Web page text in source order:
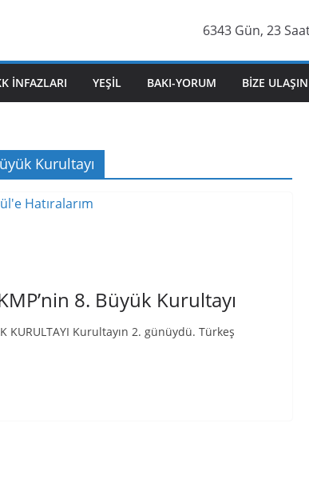
6343 Gün, 23
İNFAZLARI YEŞIL BAKI-YORUM BIZE ULAŞIN
Kurultayı
8. Büyük Kurultayı
KURULTAYI Kurultayın 2. günüydü. Türkeş